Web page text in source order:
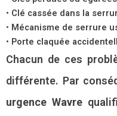
• Clé cassée dans la
• Mécanisme de serrure
• Porte claquée
Chacun de ces
différente. Par
urgence Wavre